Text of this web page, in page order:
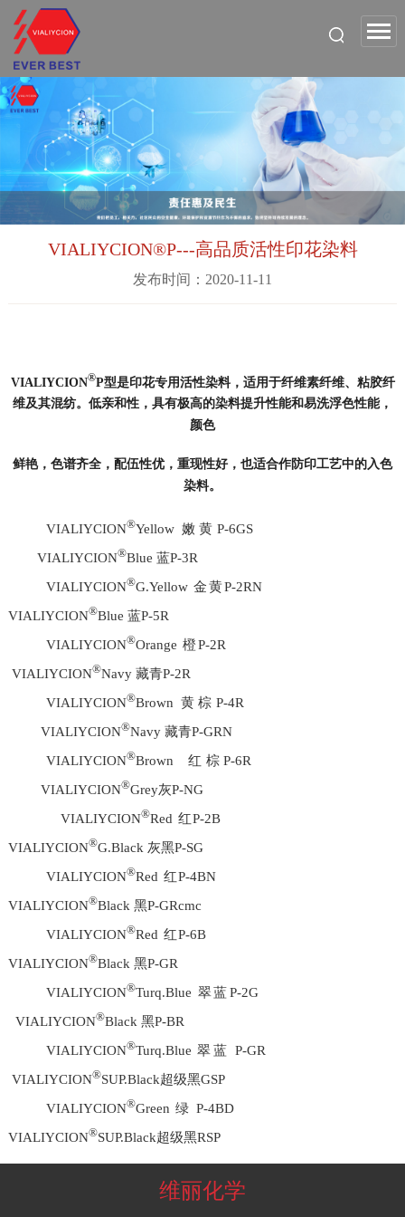
VIALIYCION®P---高品质活性印花染料
发布时间：2020-11-11
VIALIYCION®P型是印花专用活性染料，适用于纤维素纤维、粘胶纤
维及其混纺。低亲和性，具有极高的染料提升性能和易洗浮色性能，
颜色
鲜艳，色谱齐全，配伍性优，重现性好，也适合作防印工艺中的入色
染料。
VIALIYCION®Yellow 嫩黄P-6GS
VIALIYCION®Blue 蓝P-3R
VIALIYCION®G.Yellow 金黄P-2RN
VIALIYCION®Blue 蓝P-5R
VIALIYCION®Orange 橙P-2R
VIALIYCION®Navy 藏青P-2R
VIALIYCION®Brown 黄棕P-4R
VIALIYCION®Navy 藏青P-GRN
VIALIYCION®Brown 红棕P-6R
VIALIYCION®Grey灰P-NG
VIALIYCION®Red 红P-2B
VIALIYCION®G.Black 灰黑P-SG
VIALIYCION®Red 红P-4BN
VIALIYCION®Black 黑P-GRcmc
VIALIYCION®Red 红P-6B
VIALIYCION®Black 黑P-GR
VIALIYCION®Turq.Blue 翠蓝P-2G
VIALIYCION®Black 黑P-BR
VIALIYCION®Turq.Blue 翠蓝 P-GR
VIALIYCION®SUP.Black超级黑GSP
VIALIYCION®Green 绿 P-4BD
VIALIYCION®SUP.Black超级黑RSP
维丽化学